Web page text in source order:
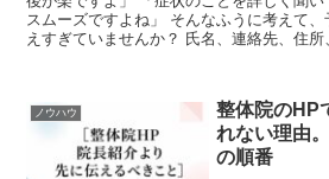
スムーズですよね」 そんなふうに考えて
えすぎていませんか？ 氏名、連絡先、住所
ノウハウ
整体院のHP
れない理由
の順番